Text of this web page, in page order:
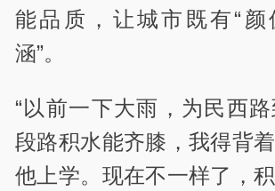
能品质，让城市既有“颜
涵”。
“以前一下大雨，为民西
段路积水能齐膝，我得背
他上学。现在不一样了，